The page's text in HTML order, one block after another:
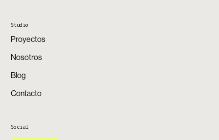
Studio
Proyectos
Nosotros
Blog
Contacto
Social